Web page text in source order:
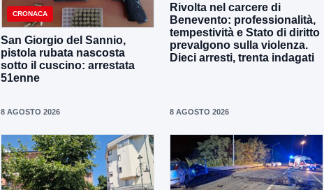
CRONACA
San Giorgio del Sannio,
pistola rubata nascosta
sotto il cuscino: arrestata
51enne
8 AGOSTO 2026
Rivolta nel carcere di
Benevento: professionalità,
tempestività e Stato di diritto
prevalgono sulla violenza.
Dieci arresti, trenta indagati
8 AGOSTO 2026